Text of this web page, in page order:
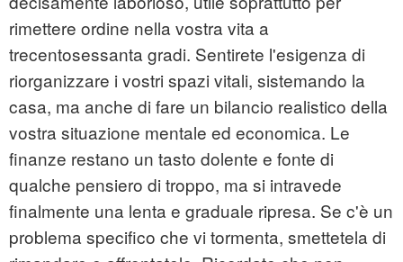
rimettere ordine nella vostra vita a
trecentosessanta gradi. Sentirete l'esigenza di
riorganizzare i vostri spazi vitali, sistemando la
casa, ma anche di fare un bilancio realistico della
vostra situazione mentale ed economica. Le
finanze restano un tasto dolente e fonte di
qualche pensiero di troppo, ma si intravede
finalmente una lenta e graduale ripresa. Se c'è un
problema specifico che vi tormenta, smettetela di